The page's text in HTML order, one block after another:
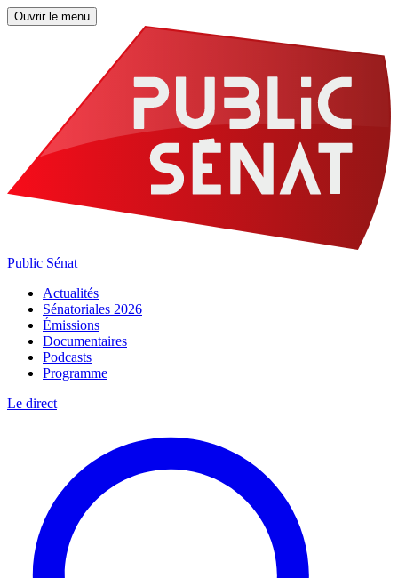
Ouvrir le menu
Public Sénat
Actualités
Sénatoriales 2026
Émissions
Documentaires
Podcasts
Programme
Le direct